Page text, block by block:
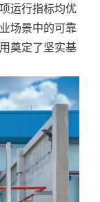
运行指标均优
场景中的可靠
奠定了坚实基